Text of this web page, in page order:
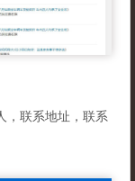
，联系地址，联系